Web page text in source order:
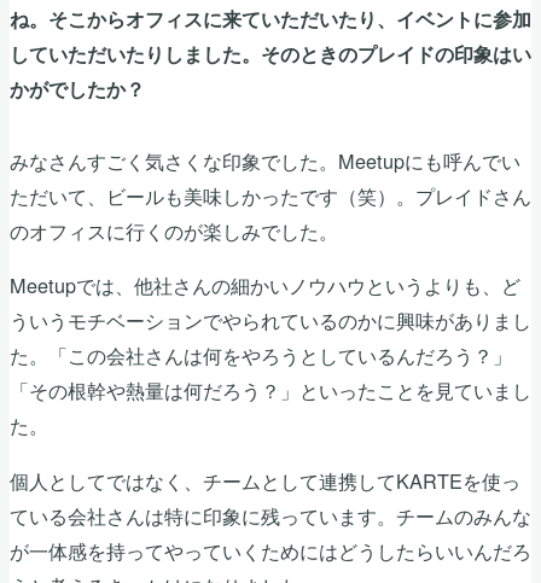
ね。そこからオフィスに来ていただいたり、イベントに参加
していただいたりしました。そのときのプレイドの印象はい
かがでしたか？
みなさんすごく気さくな印象でした。Meetupにも呼んでい
ただいて、ビールも美味しかったです（笑）。プレイドさん
のオフィスに行くのが楽しみでした。
Meetupでは、他社さんの細かいノウハウというよりも、ど
ういうモチベーションでやられているのかに興味がありまし
た。「この会社さんは何をやろうとしているんだろう？」
「その根幹や熱量は何だろう？」といったことを見ていまし
た。
個人としてではなく、チームとして連携してKARTEを使っ
ている会社さんは特に印象に残っています。チームのみんな
が一体感を持ってやっていくためにはどうしたらいいんだろ